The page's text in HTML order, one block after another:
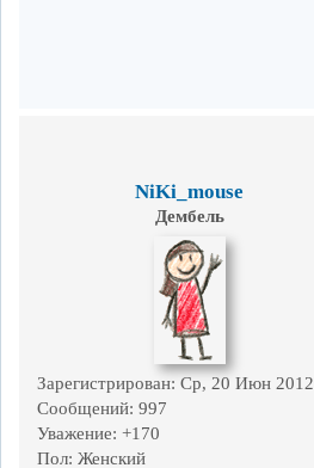
NiKi_mouse
Дембель
Зарегистрирован: Ср, 20 Июн 2012
Сообщений: 997
Уважение: +170
Пол: Женский